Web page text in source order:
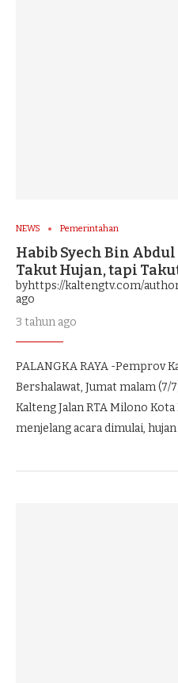
NEWS Pemerintahan
Habib Syech Bin
Takut Hujan, tapi
byhttps://kaltengtv.com/
ago
3 tahun ago
PALANGKA RAYA -Pemprov
Bershalawat, Jumat malam
Kalteng Jalan RTA Milono Kota
menjelang acara dimulai,